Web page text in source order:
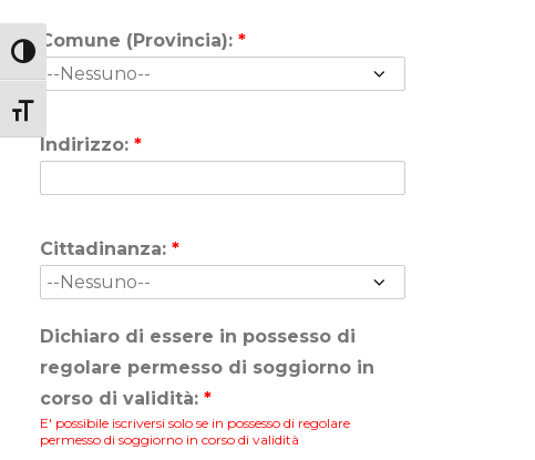
Attiva/disattiva alto contrasto
Attiva/disattiva dimensione testo
Comune (Provincia): *
Indirizzo: *
Cittadinanza: *
Dichiaro di essere in possesso di
regolare permesso di soggiorno in
corso di validità: *
E' possibile iscriversi solo se in possesso di regolare
permesso di soggiorno in corso di validità